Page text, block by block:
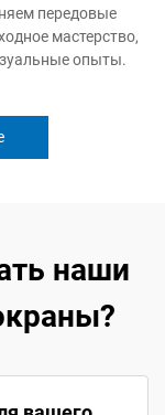
передовые
мастерство,
опыты.
наши